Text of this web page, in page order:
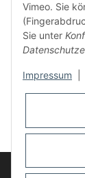
Frontline Games
Färbereiweg 3A
24358 Hütten
Oder mit
Widerrufsbutton
Vimeo. Sie
Sie unter
Impressum